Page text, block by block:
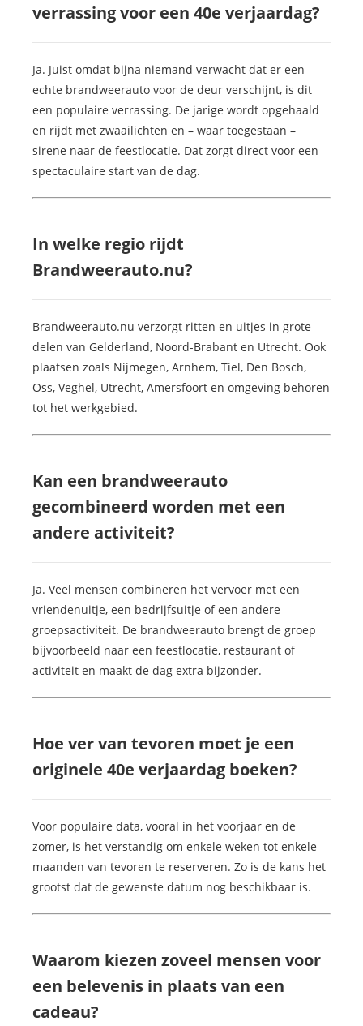
verrassing voor een 40e verjaardag?
Ja. Juist omdat bijna niemand verwacht dat er een
echte brandweerauto voor de deur verschijnt, is dit
een populaire verrassing. De jarige wordt opgehaald
en rijdt met zwaailichten en – waar toegestaan –
sirene naar de feestlocatie. Dat zorgt direct voor een
spectaculaire start van de dag.
In welke regio rijdt
Brandweerauto.nu?
Brandweerauto.nu verzorgt ritten en uitjes in grote
delen van Gelderland, Noord-Brabant en Utrecht. Ook
plaatsen zoals Nijmegen, Arnhem, Tiel, Den Bosch,
Oss, Veghel, Utrecht, Amersfoort en omgeving behoren
tot het werkgebied.
Kan een brandweerauto
gecombineerd worden met een
andere activiteit?
Ja. Veel mensen combineren het vervoer met een
vriendenuitje, een bedrijfsuitje of een andere
groepsactiviteit. De brandweerauto brengt de groep
bijvoorbeeld naar een feestlocatie, restaurant of
activiteit en maakt de dag extra bijzonder.
Hoe ver van tevoren moet je een
originele 40e verjaardag boeken?
Voor populaire data, vooral in het voorjaar en de
zomer, is het verstandig om enkele weken tot enkele
maanden van tevoren te reserveren. Zo is de kans het
grootst dat de gewenste datum nog beschikbaar is.
Waarom kiezen zoveel mensen voor
een belevenis in plaats van een
cadeau?